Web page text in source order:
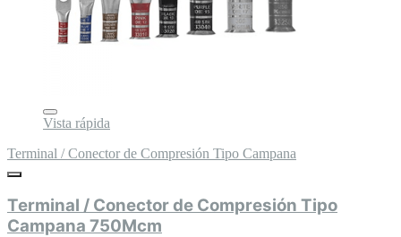
Vista rápida
Terminal / Conector de Compresión Tipo Campana
Terminal / Conector de Compresión Tipo
Campana 750Mcm